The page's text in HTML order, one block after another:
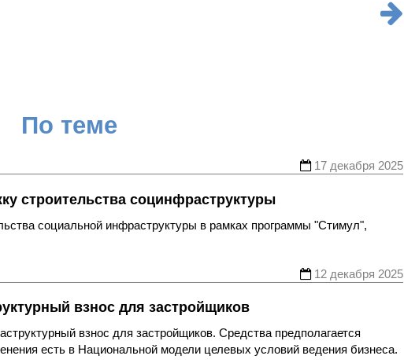
По теме
17 декабря 2025
строительства социнфраструктуры
социальной инфраструктуры в рамках программы "Стимул",
12 декабря 2025
взнос для застройщиков
взнос для застройщиков. Средства предполагается
есть в Национальной модели целевых условий ведения бизнеса.